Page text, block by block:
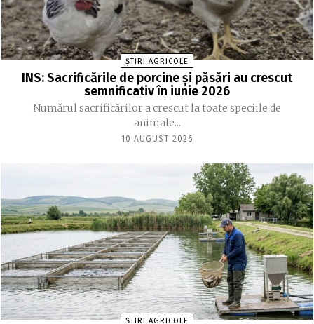
ȘTIRI AGRICOLE
INS: Sacrificările de porcine și păsări au crescut
semnificativ în iunie 2026
Numărul sacrificărilor a crescut la toate speciile de
animale...
10 AUGUST 2026
ȘTIRI AGRICOLE